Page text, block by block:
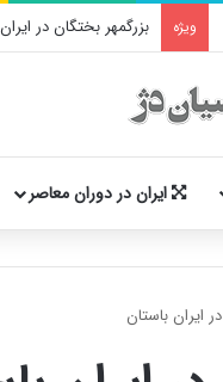
ویژه بزرگمهر بختگان در
ایران در دوران معاصر
ایران باستان